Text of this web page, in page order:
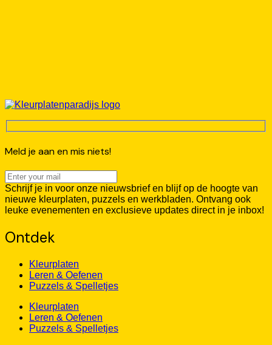
Meld je aan en mis niets!
Schrijf je in voor onze nieuwsbrief en blijf op de hoogte van
nieuwe kleurplaten, puzzels en werkbladen. Ontvang ook
leuke evenementen en exclusieve updates direct in je inbox!
Ontdek
Kleurplaten
Leren & Oefenen
Puzzels & Spelletjes
Kleurplaten
Leren & Oefenen
Puzzels & Spelletjes